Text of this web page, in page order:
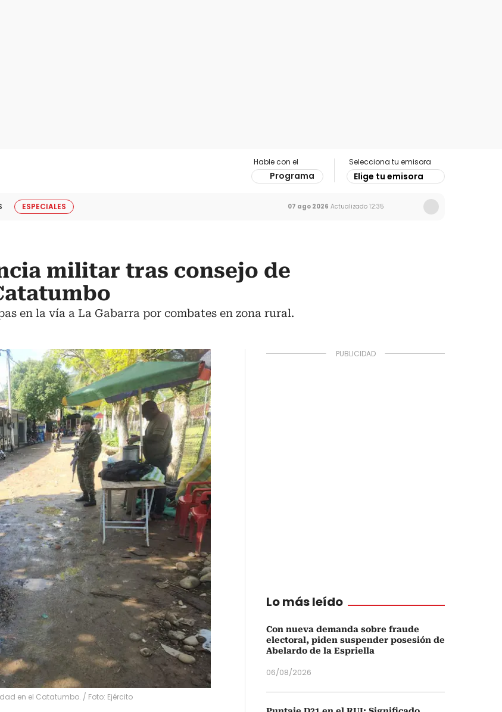
Hable con el
Programa
Selecciona tu emisora
Elige tu emisora
ESPECIALES 07 ago 2026 Actualizado 12:35
militar tras consejo de
en la vía a La Gabarra por combates en zona rural.
en el Catatumbo. / Foto: Ejército
Lo más leído
Con nueva demanda sobre fraude
electoral, piden suspender posesión de
Abelardo de la Espriella
06/08/2026